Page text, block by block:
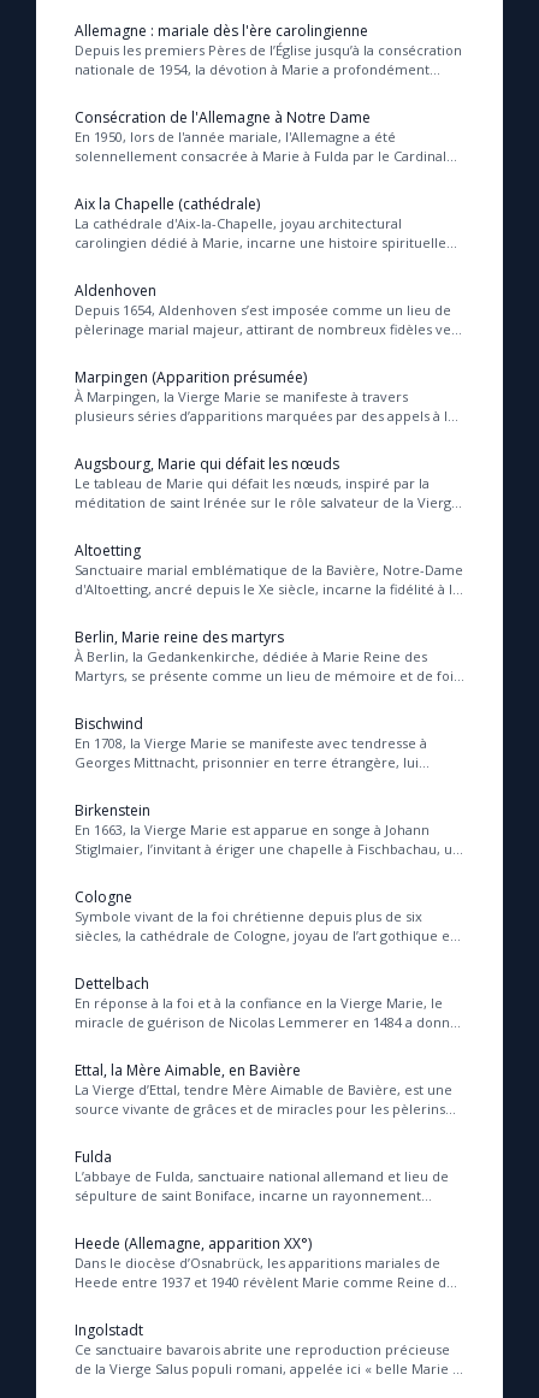
Questions-réponses
Prier au quotidien
Avec Thérèse de Lisieux
L'Évangile chaque jour
Les premiers samedis du mois
Marie qui défait les nœuds
Me consacrer à Jésus par Marie
Mes intentions de prière
Une Minute avec Marie
Une neuvaine
À la une
1000 Raisons de Croire
Chapelet pour le monde
Contact
Faire un don
Allemagne : mariale dès l'ère carolingienne
Depuis les premiers Pères de l’Église jusqu’à la consécration
nationale de 1954, la dévotion à Marie a profondément
Consécration de l'Allemagne à Notre Dame
En 1950, lors de l'année mariale, l'Allemagne a été
solennellement consacrée à Marie à Fulda par le Cardinal
Aix la Chapelle (cathédrale)
La cathédrale d'Aix-la-Chapelle, joyau architectural
carolingien dédié à Marie, incarne une histoire spirituelle
Aldenhoven
Depuis 1654, Aldenhoven s’est imposée comme un lieu de
pèlerinage marial majeur, attirant de nombreux fidèles vers
Marpingen (Apparition présumée)
À Marpingen, la Vierge Marie se manifeste à travers
plusieurs séries d’apparitions marquées par des appels à la
Augsbourg, Marie qui défait les nœuds
Le tableau de Marie qui défait les nœuds, inspiré par la
méditation de saint Irénée sur le rôle salvateur de la Vierge
Altoetting
Sanctuaire marial emblématique de la Bavière, Notre-Dame
d'Altoetting, ancré depuis le Xe siècle, incarne la fidélité à la
Berlin, Marie reine des martyrs
À Berlin, la Gedankenkirche, dédiée à Marie Reine des
Martyrs, se présente comme un lieu de mémoire et de foi,
Bischwind
En 1708, la Vierge Marie se manifeste avec tendresse à
Georges Mittnacht, prisonnier en terre étrangère, lui
Birkenstein
En 1663, la Vierge Marie est apparue en songe à Johann
Stiglmaier, l’invitant à ériger une chapelle à Fischbachau, un
Cologne
Symbole vivant de la foi chrétienne depuis plus de six
siècles, la cathédrale de Cologne, joyau de l’art gothique et
Dettelbach
En réponse à la foi et à la confiance en la Vierge Marie, le
miracle de guérison de Nicolas Lemmerer en 1484 a donné
Ettal, la Mère Aimable, en Bavière
La Vierge d’Ettal, tendre Mère Aimable de Bavière, est une
source vivante de grâces et de miracles pour les pèlerins
Fulda
L’abbaye de Fulda, sanctuaire national allemand et lieu de
sépulture de saint Boniface, incarne un rayonnement
Heede (Allemagne, apparition XX°)
Dans le diocèse d’Osnabrück, les apparitions mariales de
Heede entre 1937 et 1940 révèlent Marie comme Reine de
Ingolstadt
Ce sanctuaire bavarois abrite une reproduction précieuse
de la Vierge Salus populi romani, appelée ici « belle Marie »